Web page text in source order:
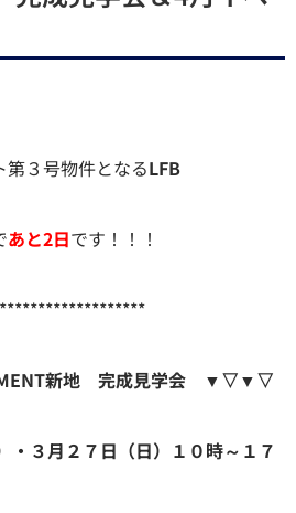
第３号物件となるLFB
あと2日です！！！
新地 完成見学会 ▼▽▼▽
・３月２７日（日）１０時～１７